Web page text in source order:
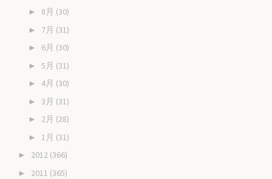
► 8月 (30)
► 7月 (31)
► 6月 (30)
► 5月 (31)
► 4月 (30)
► 3月 (31)
► 2月 (28)
► 1月 (31)
► 2012 (366)
► 2011 (365)